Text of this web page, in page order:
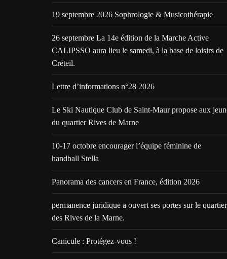
19 septembre 2026 Sophrologie & Musicothérapie
26 septembre La 14e édition de la Marche Active
CALIPSSO aura lieu le samedi, à la base de loisirs de
Créteil.
Lettre d’informations n°28 2026
Le Ski Nautique Club de Saint-Maur propose aux
du quartier Rives de Marne
10-17 octobre encourager l’équipe féminine de
handball Stella
Panorama des cancers en France, édition 2026
permanence juridique a ouvert ses portes sur le quartier
des Rives de la Marne.
Canicule : Protégez-vous !